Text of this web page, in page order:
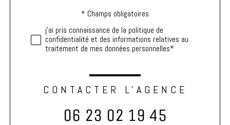
Validation* Champs obligatoires
j'ai pris connaissance de la politique de
confidentialité et des informations relatives au
traitement de mes données personnelles*
CONTACTER L'AGENCE
06 23 02 19 45